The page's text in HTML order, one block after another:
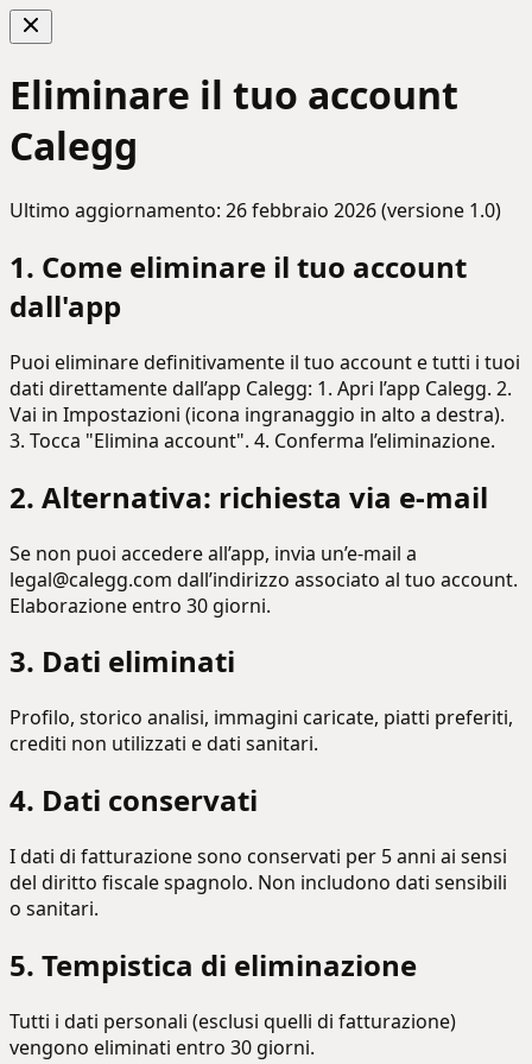
Eliminare il tuo account
Calegg
Ultimo aggiornamento: 26 febbraio 2026 (versione 1.0)
1. Come eliminare il tuo account
dall'app
Puoi eliminare definitivamente il tuo account e tutti i tuoi
dati direttamente dall’app Calegg: 1. Apri l’app Calegg. 2.
Vai in Impostazioni (icona ingranaggio in alto a destra).
3. Tocca "Elimina account". 4. Conferma l’eliminazione.
2. Alternativa: richiesta via e-mail
Se non puoi accedere all’app, invia un’e-mail a
legal@calegg.com dall’indirizzo associato al tuo account.
Elaborazione entro 30 giorni.
3. Dati eliminati
Profilo, storico analisi, immagini caricate, piatti preferiti,
crediti non utilizzati e dati sanitari.
4. Dati conservati
I dati di fatturazione sono conservati per 5 anni ai sensi
del diritto fiscale spagnolo. Non includono dati sensibili
o sanitari.
5. Tempistica di eliminazione
Tutti i dati personali (esclusi quelli di fatturazione)
vengono eliminati entro 30 giorni.